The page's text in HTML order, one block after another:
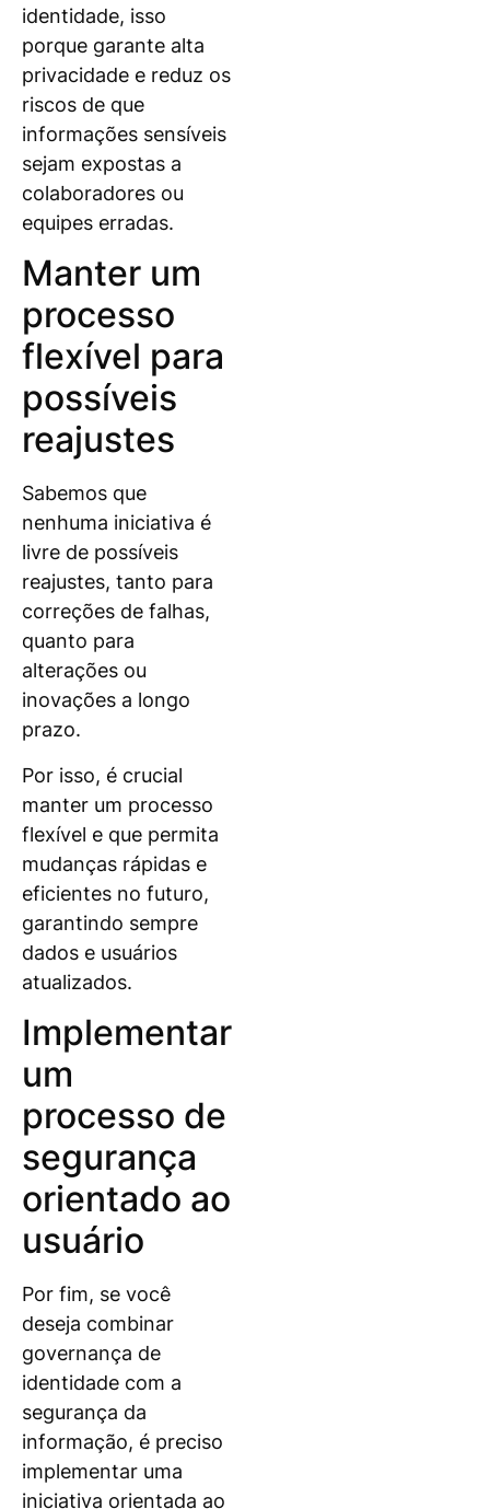
identidade, isso
porque garante alta
privacidade e reduz os
riscos de que
informações sensíveis
sejam expostas a
colaboradores ou
equipes erradas.
Manter um
processo
flexível para
possíveis
reajustes
Sabemos que
nenhuma iniciativa é
livre de possíveis
reajustes, tanto para
correções de falhas,
quanto para
alterações ou
inovações a longo
prazo.
Por isso, é crucial
manter um processo
flexível e que permita
mudanças rápidas e
eficientes no futuro,
garantindo sempre
dados e usuários
atualizados.
Implementar
um
processo de
segurança
orientado ao
usuário
Por fim, se você
deseja combinar
governança de
identidade com a
segurança da
informação, é preciso
implementar uma
iniciativa orientada ao